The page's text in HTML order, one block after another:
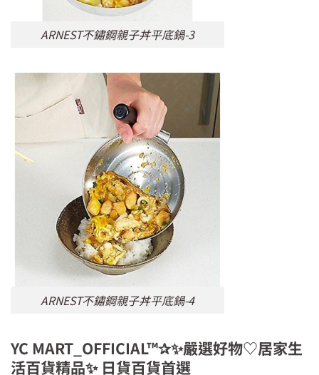
ARNEST不鏽鋼親子丼平底鍋-3
ARNEST不鏽鋼親子丼平底鍋-4
YC MART_OFFICIAL™✰✨嚴選好物♡居家生
活百貨精品✨ 日貨百貨首選